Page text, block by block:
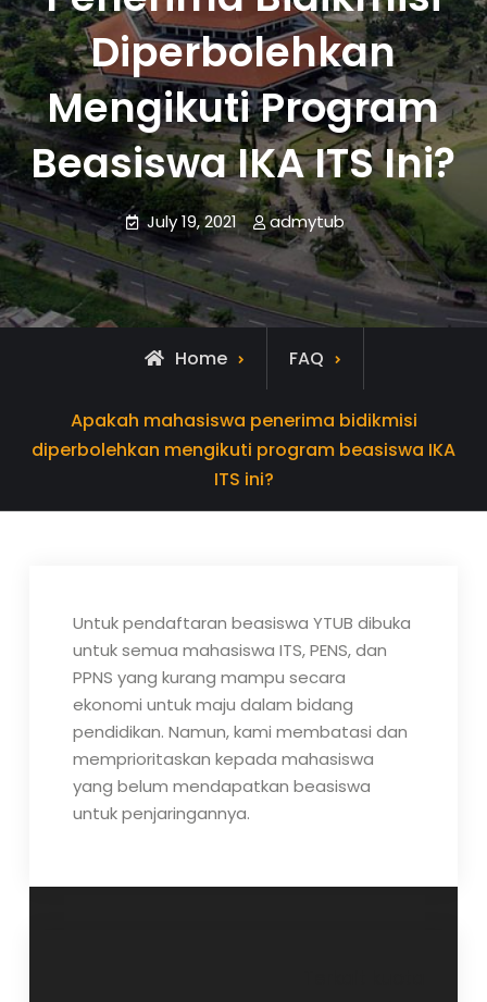
Diperbolehkan
Mengikuti Program
Beasiswa IKA ITS Ini?
July 19, 2021 admytub
Home FAQ
Apakah mahasiswa penerima bidikmisi
diperbolehkan mengikuti program beasiswa IKA
ITS ini?
Untuk pendaftaran beasiswa YTUB dibuka
untuk semua mahasiswa ITS, PENS, dan
PPNS yang kurang mampu secara
ekonomi untuk maju dalam bidang
pendidikan. Namun, kami membatasi dan
memprioritaskan kepada mahasiswa
yang belum mendapatkan beasiswa
untuk penjaringannya.